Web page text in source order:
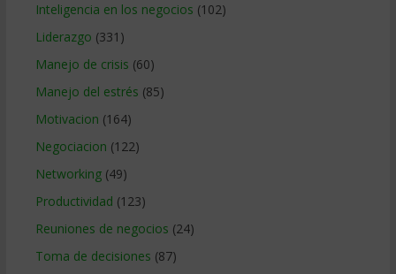
Inteligencia en los negocios (102)
Liderazgo (331)
Manejo de crisis (60)
Manejo del estrés (85)
Motivacion (164)
Negociacion (122)
Networking(49)
Productividad (123)
Reuniones de negocios (24)
Toma de decisiones (87)